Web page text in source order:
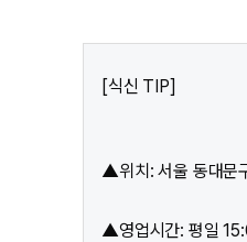
[식신 TIP]
▲위치: 서울 동대문
▲영업시간: 평일